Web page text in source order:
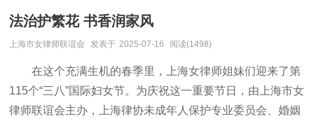
法治护繁花 书香润家风
上海市女律师联谊会 发表于 2025-07-16 阅读(1498)
在这个充满生机的春季里，上海女律师姐妹们迎来了第
115个“三八”国际妇女节。为庆祝这一重要节日，由上海市女
律师联谊会主办，上海律协未成年人保护专业委员会、婚姻